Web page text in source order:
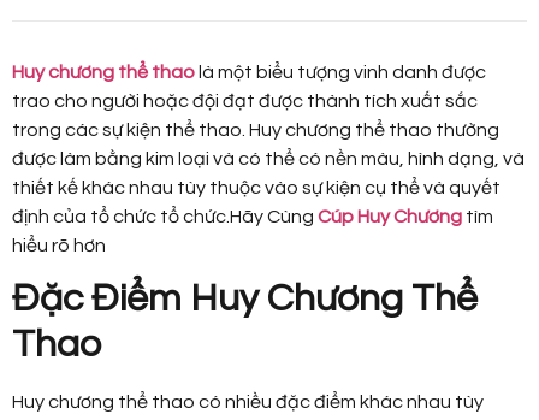
Huy chương thể thao là một biểu tượng vinh danh được
trao cho người hoặc đội đạt được thành tích xuất sắc
trong các sự kiện thể thao. Huy chương thể thao thường
được làm bằng kim loại và có thể có nền màu, hình dạng, và
thiết kế khác nhau tùy thuộc vào sự kiện cụ thể và quyết
định của tổ chức tổ chức.Hãy Cùng Cúp Huy Chương tìm
hiểu rõ hơn
Đặc Điểm Huy Chương Thể
Thao
Huy chương thể thao có nhiều đặc điểm khác nhau tùy